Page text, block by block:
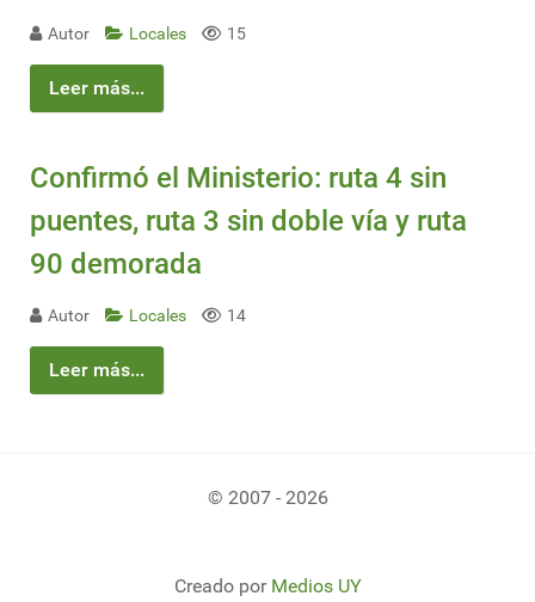
Autor Locales 15
Leer más...
Confirmó el Ministerio: ruta 4 sin
puentes, ruta 3 sin doble vía y ruta
90 demorada
Autor Locales 14
Leer más...
© 2007 - 2026
Creado por Medios UY